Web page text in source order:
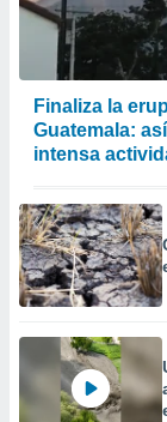
Finaliza la
Guatemala:
intensa